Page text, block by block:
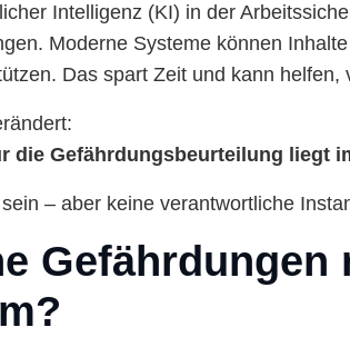
Intelligenz (KI) in der
Moderne Systeme können
Das spart Zeit und kann helfen,
die Gefährdungsbeurteilung liegt
– aber keine verantwortliche